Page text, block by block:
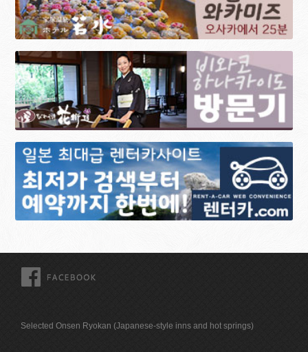
Selected Onsen Ryokan (Japanese-style inns and hot springs)